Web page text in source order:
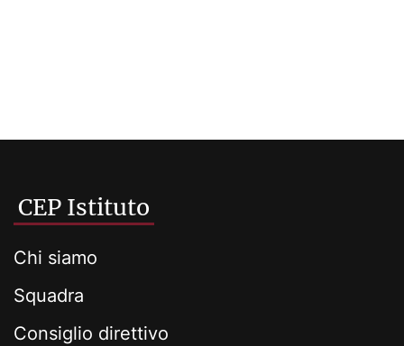
CEP Istituto
Chi siamo
Squadra
Consiglio direttivo